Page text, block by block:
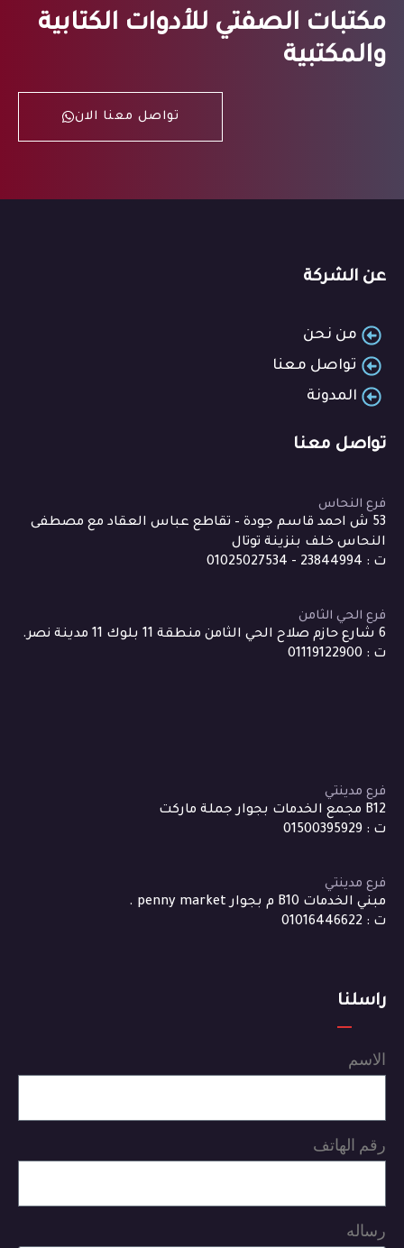
مكتبات الصفتي للأدوات الكتابية
والمكتبية
تواصل معنا الان
عن الشركة
من نحن
تواصل معنا
المدونة
تواصل معنا
فرع النحاس
53 ش احمد قاسم جودة – تقاطع عباس العقاد مع مصطفى
النحاس خلف بنزينة توتال
ت : 23844994 - 01025027534
فرع الحي الثامن
6 شارع حازم صلاح الحي الثامن منطقة 11 بلوك 11 مدينة نصر.
ت : 01119122900
فرع مدينتي
B12 مجمع الخدمات بجوار جملة ماركت
ت : 01500395929
فرع مدينتي
مبني الخدمات B10 م بجوار penny market .
ت : 01016446622
راسلنا
الاسم
رقم الهاتف
رساله